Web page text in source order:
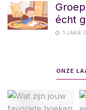
écht
1 JAAR
ONZE